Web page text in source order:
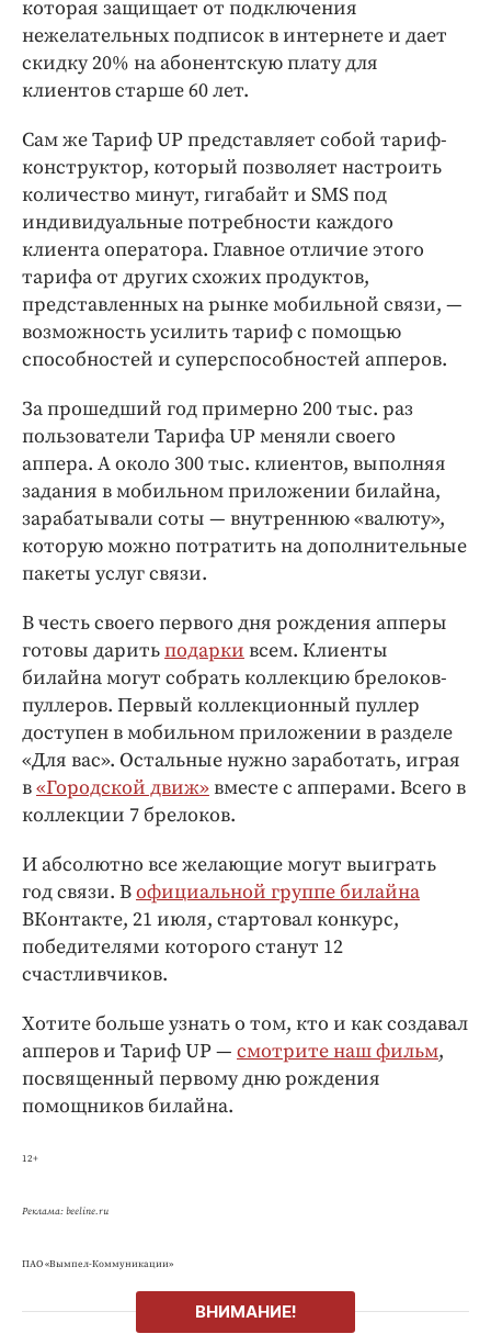
которая защищает от подключения
нежелательных подписок в интернете и дает
скидку 20% на абонентскую плату для
клиентов старше 60 лет.
Сам же Тариф UP представляет собой тариф-
конструктор, который позволяет настроить
количество минут, гигабайт и SMS под
индивидуальные потребности каждого
клиента оператора. Главное отличие этого
тарифа от других схожих продуктов,
представленных на рынке мобильной связи, —
возможность усилить тариф с помощью
способностей и суперспособностей апперов.
За прошедший год примерно 200 тыс. раз
пользователи Тарифа UP меняли своего
аппера. А около 300 тыс. клиентов, выполняя
задания в мобильном приложении билайна,
зарабатывали соты — внутреннюю «валюту»,
которую можно потратить на дополнительные
пакеты услуг связи.
В честь своего первого дня рождения апперы
готовы даритьподарки всем. Клиенты
билайна могут собрать коллекцию брелоков-
пуллеров. Первый коллекционный пуллер
доступен в мобильном приложении в разделе
«Для вас». Остальные нужно заработать, играя
в«Городской движ»вместе с апперами. Всего в
коллекции 7 брелоков.
И абсолютно все желающие могут выиграть
год связи. Вофициальной группе билайна
ВКонтакте, 21 июля, стартовал конкурс,
победителями которого станут 12
счастливчиков.
Хотите больше узнать о том, кто и как создавал
апперов и Тариф UP — смотрите наш фильм,
посвященный первому дню рождения
помощников билайна.
12+
Реклама: beeline.ru
ПАО «Вымпел-Коммуникации»
ВНИМАНИЕ!